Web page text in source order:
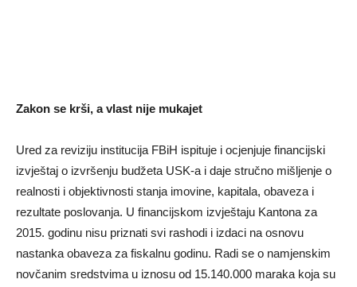
Zakon se krši, a vlast nije mukajet
Ured za reviziju institucija FBiH ispituje i ocjenjuje financijski
izvještaj o izvršenju budžeta USK-a i daje stručno mišljenje o
realnosti i objektivnosti stanja imovine, kapitala, obaveza i
rezultate poslovanja. U financijskom izvještaju Kantona za
2015. godinu nisu priznati svi rashodi i izdaci na osnovu
nastanka obaveza za fiskalnu godinu. Radi se o namjenskim
novčanim sredstvima u iznosu od 15.140.000 maraka koja su